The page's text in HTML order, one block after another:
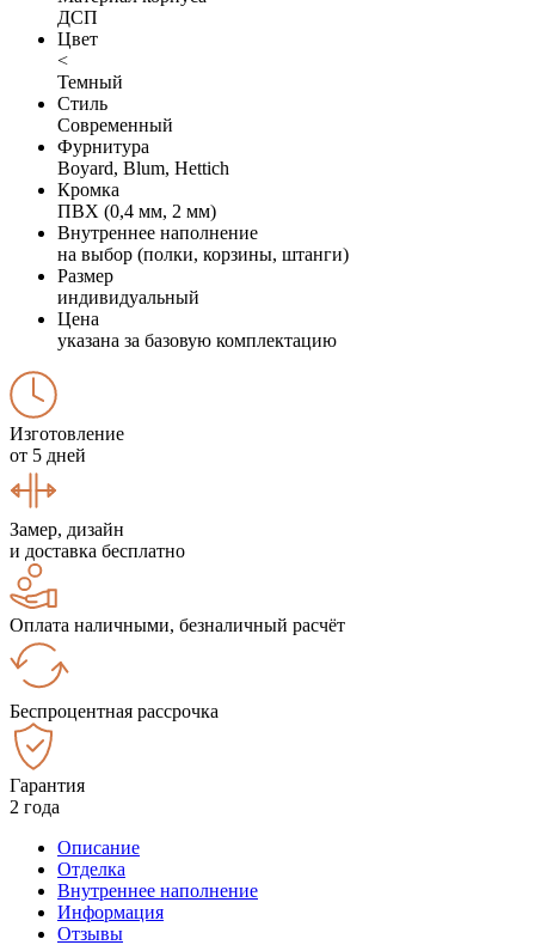
ДСП
Цвет
<
Темный
Стиль
Современный
Фурнитура
Boyard, Blum, Hettich
Кромка
ПВХ (0,4 мм, 2 мм)
Внутреннее наполнение
на выбор (полки, корзины, штанги)
Размер
индивидуальный
Цена
указана за базовую комплектацию
Изготовление
от 5 дней
Замер, дизайн
и доставка бесплатно
Оплата наличными, безналичный расчёт
Беспроцентная рассрочка
Гарантия
2 года
Описание
Отделка
Внутреннее наполнение
Информация
Отзывы